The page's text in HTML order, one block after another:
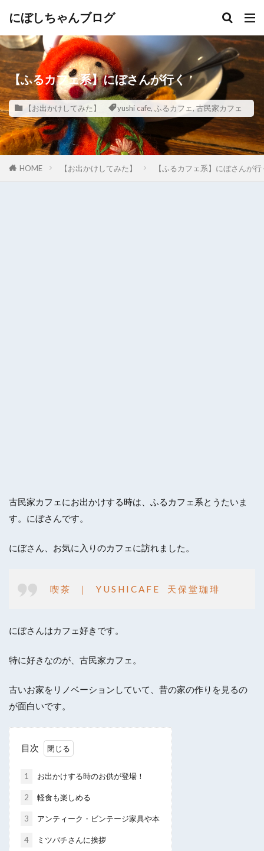
にぼしちゃんブログ
【ふるカフェ系】にぼさんが行く
【お出かけしてみた】 yushi cafe, ふるカフェ, 古民家カフェ
HOME 【お出かけしてみた】 【ふるカフェ系】にぼさんが行
古民家カフェにお出かけする時は、ふるカフェ系とうたいま
す。にぼさんです。
にぼさん、お気に入りのカフェに訪れました。
喫 茶 ｜ Y U S H I C A F E 天 保 堂 珈 琲
にぼさんはカフェ好きです。
特に好きなのが、古民家カフェ。
古いお家をリノベーションしていて、昔の家の作りを見るの
が面白いです。
目次
1 お出かけする時のお供が登場！
2 軽食も楽しめる
3 アンティーク・ビンテージ家具や本
4 ミツバチさんに挨拶